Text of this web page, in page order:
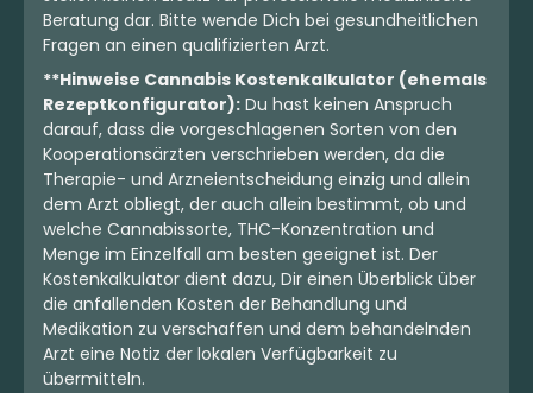
Beratung dar. Bitte wende Dich bei gesundheitlichen
Fragen an einen qualifizierten Arzt.
**Hinweise Cannabis Kostenkalkulator (ehemals
Rezeptkonfigurator): Du hast keinen Anspruch
darauf, dass die vorgeschlagenen Sorten von den
Kooperationsärzten verschrieben werden, da die
Therapie- und Arzneientscheidung einzig und allein
dem Arzt obliegt, der auch allein bestimmt, ob und
welche Cannabissorte, THC-Konzentration und
Menge im Einzelfall am besten geeignet ist. Der
Kostenkalkulator dient dazu, Dir einen Überblick über
die anfallenden Kosten der Behandlung und
Medikation zu verschaffen und dem behandelnden
Arzt eine Notiz der lokalen Verfügbarkeit zu
übermitteln.